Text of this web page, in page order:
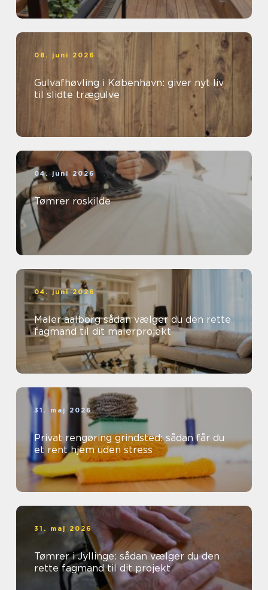
08. juni 2026
Gulvafhøvling i København: giver nyt liv
til slidte trægulve
04. juni 2026
Tømrer roskilde
04. juni 2026
Maler aalborg sådan vælger du den rette
fagmand til dit malerprojekt
31. maj 2026
Privat rengøring grindsted: sådan får du
et rent hjem uden stress
31. maj 2026
Tømrer i Jyllinge: sådan vælger du den
rette fagmand til dit projekt